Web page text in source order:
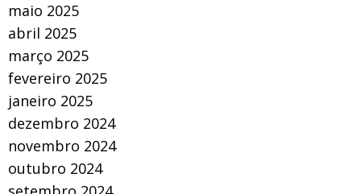
maio 2025
abril 2025
março 2025
fevereiro 2025
janeiro 2025
dezembro 2024
novembro 2024
outubro 2024